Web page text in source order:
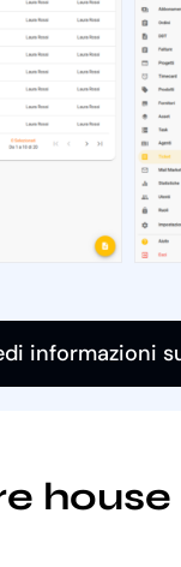
informazioni